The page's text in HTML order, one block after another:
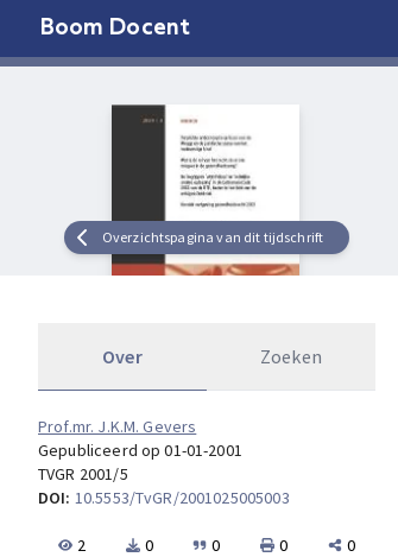
Boom Docent
Overzichtspagina van dit tijdschrift
Over Zoeken
Prof.mr. J.K.M. Gevers
Gepubliceerd op 01-01-2001
TVGR 2001/5
DOI: 10.5553/TvGR/2001025005003
2 0 0 0 0